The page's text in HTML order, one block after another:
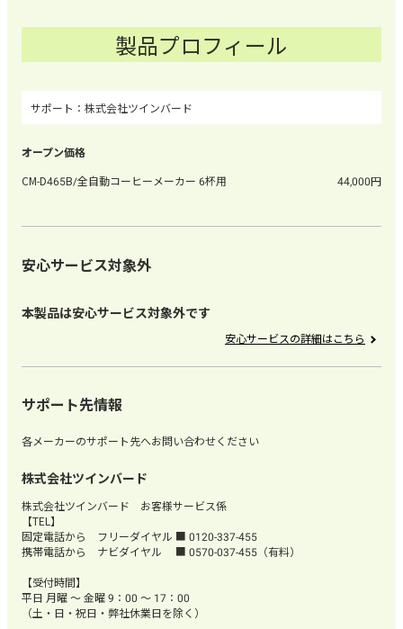
製品プロフィール
株式会社ツインバード
CM-D465B/全自動コーヒーメーカー 6杯用 44,000
安心サービス対象外
本製品は安心サービス対象外です
安心サービスの詳細はこちら
サポート先情報
各メーカーのサポート先へお問い合わせください
株式会社ツインバード
株式会社ツインバード お客様サービス係
【TEL】
固定電話から フリーダイヤル ■ 0120-337-455
携帯電話から ナビダイヤル ■ 0570-037-455（有料）
【受付時間】
平日 月曜 ～ 金曜 9：00 ～ 17：00
（土・日・祝日・弊社休業日を除く）